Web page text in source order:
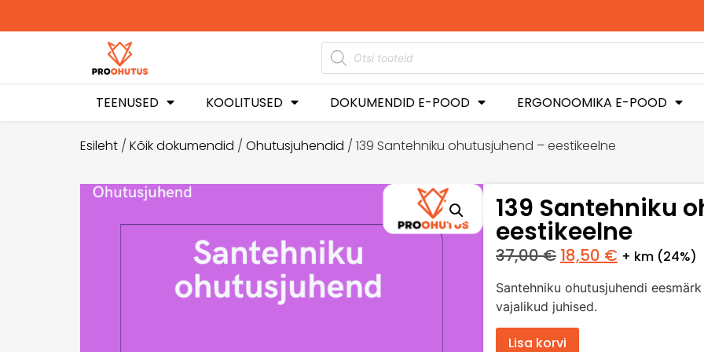
soodustusega!
TEENUSED KOOLITUSED DOKUMENDID E-POOD ERGONOOMIKA E-POOD
Esileht / Kõik dokumendid / Ohutusjuhendid / 139 Santehniku ohutusjuhend – eestikeelne
139 Santehniku
eestikeelne
37,00€ 18,50 € + km (24%)
Santehniku ohutusjuhendi
vajalikud juhised.
Lisa korvi